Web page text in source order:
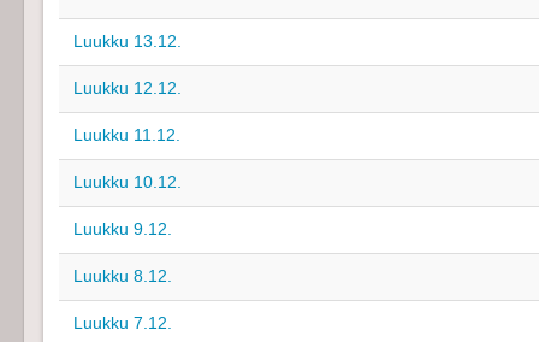
Luukku 13.12.
Luukku 12.12.
Luukku 11.12.
Luukku 10.12.
Luukku 9.12.
Luukku 8.12.
Luukku 7.12.